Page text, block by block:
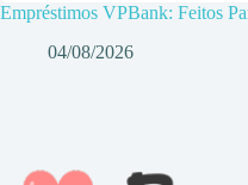
Empréstimos VPBank: Feitos
04/08/2026